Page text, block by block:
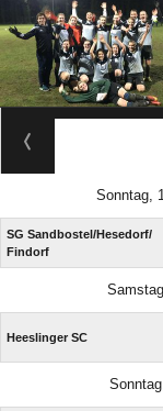
Sonntag,
SG Sandbostel/​Hesedorf/​
Findorf
Heeslinger SC